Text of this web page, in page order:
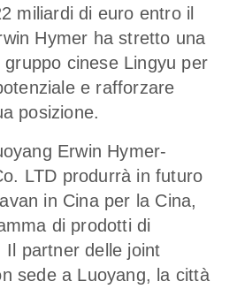
miliardi di euro entro il
Hymer ha stretto una
cinese Lingyu per
e rafforzare
posizione.
Erwin Hymer-
LTD produrrà in futuro
in Cina per la Cina,
di prodotti di
partner delle joint
sede a Luoyang, la città